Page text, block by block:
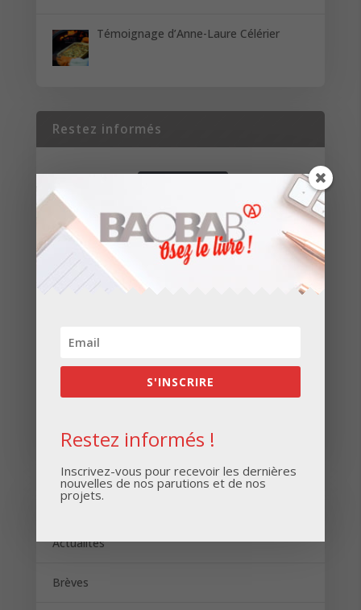
Témoignage d’Anne-Laure Célérier
Restez informés
Inscrivez-vous pour recevoir les dernières
Catégories
Actualités
Brèves
S'INSCRIRE
Restez informés !
Inscrivez-vous pour recevoir les dernières
nouvelles de nos parutions et de nos
projets.